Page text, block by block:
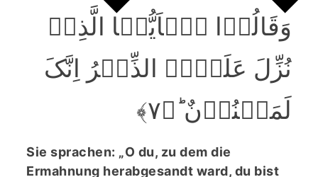
وَقَالُوۡا یٰۤاَیُّہَا الَّذِیۡ
نُزِّلَ عَلَیۡہِ الذِّکۡرُ اِنَّکَ
لَمَجۡنُوۡنٌ ؕ﴿۷﴾
Sie sprachen: „O du, zu dem die
Ermahnung herabgesandt ward, du bist